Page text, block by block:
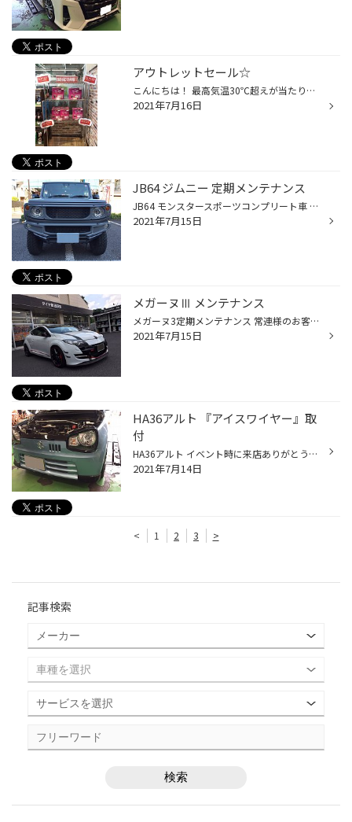
アウトレットセール☆
こんにちは！ 最高気温30℃超えが当たり前の日々が続いておりますが、 どうか熱中症にはお気をつけください(・・;) さて当店ではただいま、 在庫限り！バッテリーのアウトレットセール開催中です！！ これからの時期、みなさまエアコンをかなりの頻度で使われるかと思いますが、 かなりバッテリーを...
2021年7月16日
JB64 ジムニー 定期メンテナンス
JB64 モンスタースポーツコンプリート車 常連様の定期メンテプラスαです！ ジムニーオーナーさんは参考にして頂ければ と思います(^^) NUTEC高性能エンジンオイル NUTEC NC40シリーズ 高級オイルですね(^^) オーナー様はこちらのオイルを入れてから NUTECファンになり、、、 リピーターなりました( ...
2021年7月15日
メガーヌⅢ メンテナンス
メガーヌ3定期メンテナンス 常連様のお客様が来店されました(^^) 今回は定期メンテナンスです！！ それでは紹介致します！ ミッションオイル交換 WAKO'S WR7590 こちらを2L缶x2を準備 純正部品 フィラーボルト、パッキン、ドレンパッキン 使用容量は3.2L〜3.5ぐらいです。 以前はニューテックを使用...
2021年7月15日
HA36アルト 『アイスワイヤー』取
付
HA36アルト イベント時に来店ありがとうございます！ 基本的なところは全てに手が入ってる車両です。 今回はアースチューニング‼️ アイスワイヤー アコースティック50cm M6 M8仕様 アイスボルト M8 取付はシンプル⁉️ マイナスターミナルから純正アースポイントへ。 ジャッキアップしないとアースポ...
2021年7月14日
< 1 2 3 >
記事検索